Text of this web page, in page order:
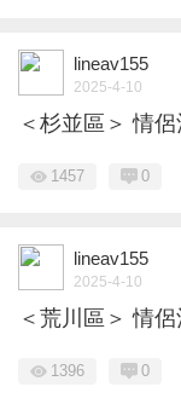
lineav155
2025-4-10
＜杉並區＞ 情
1457 0
lineav155
2025-4-10
＜荒川區＞ 情
1396 0